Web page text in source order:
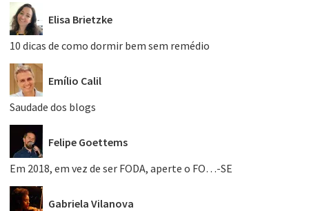
Elisa Brietzke
10 dicas de como dormir bem sem remédio
Emílio Calil
Saudade dos blogs
Felipe Goettems
Em 2018, em vez de ser FODA, aperte o FO…-SE
Gabriela Vilanova